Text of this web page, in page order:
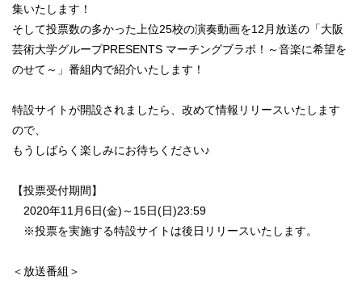
集いたします！
そして投票数の多かった上位25校の演奏動画を12月放送の「大阪
芸術大学グループPRESENTS マーチングブラボ！～音楽に希望を
のせて～」番組内で紹介いたします！
特設サイトが開設されましたら、改めて情報リリースいたします
ので、
もうしばらく楽しみにお待ちください♪
【投票受付期間】
2020年11月6日(金)～15日(日)23:59
※投票を実施する特設サイトは後日リリースいたします。
＜放送番組＞